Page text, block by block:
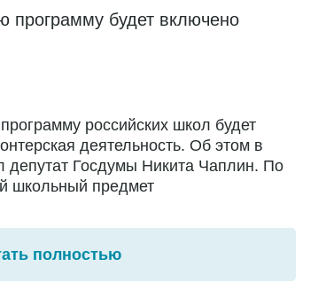
программу будет включено
российских школ будет
деятельность. Об этом в
депутат Госдумы Никита Чаплин. По
школьный предмет
полностью